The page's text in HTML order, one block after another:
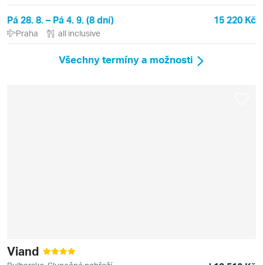
Pá 28. 8. – Pá 4. 9. (8 dní) 15 220 Kč
Praha all inclusive
Všechny termíny a možnosti
Viand